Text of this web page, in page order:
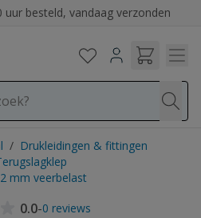
besteld, vandaag verzonden
/ Drukleidingen & fittingen
mm veerbelast
0.0-0 reviews